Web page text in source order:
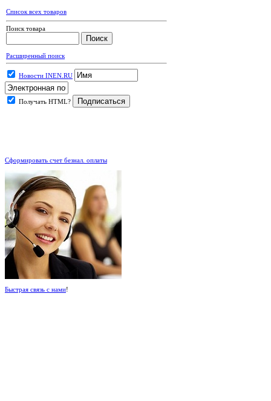
Список всех товаров
Поиск товара
Расширенный поиск
Новости INEN.RU
Получать HTML?
Сформировать счет безнал. оплаты
Быстрая связь с нами!